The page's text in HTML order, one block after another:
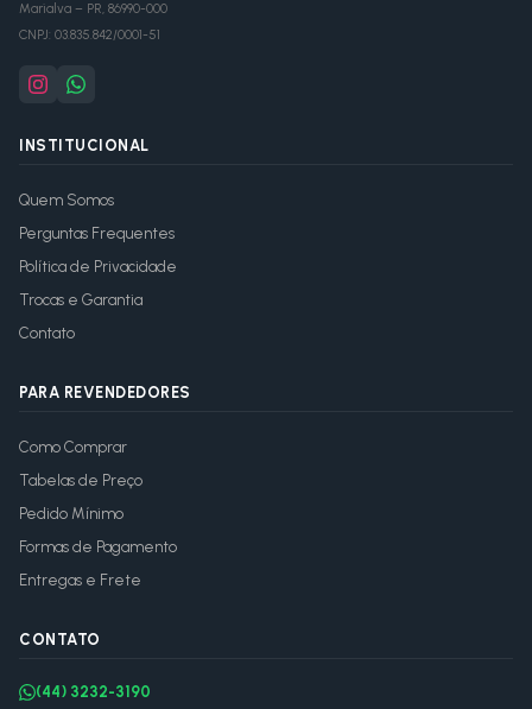
Marialva – PR, 86990-000
CNPJ: 03.835.842/0001-51
INSTITUCIONAL
Quem Somos
Perguntas Frequentes
Política de Privacidade
Trocas e Garantia
Contato
PARA REVENDEDORES
Como Comprar
Tabelas de Preço
Pedido Mínimo
Formas de Pagamento
Entregas e Frete
CONTATO
(44) 3232-3190